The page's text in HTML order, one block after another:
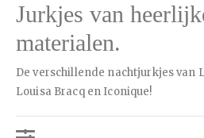
Jurkjes van
materialen.
De verschillende nachtjurkjes van
Louisa Bracq en Iconique!